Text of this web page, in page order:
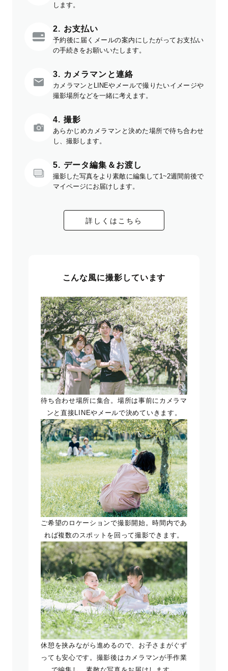
します。
2. お支払い
予約後に届くメールの案内にしたがってお支払い
の手続きをお願いいたします。
3. カメラマンと連絡
カメラマンとLINEやメールで撮りたいイメージや
撮影場所などを一緒に考えます。
4. 撮影
あらかじめカメラマンと決めた場所で待ち合わせ
し、撮影します。
5. データ編集＆お渡し
撮影した写真をより素敵に編集して1~2週間前後で
マイページにお届けします。
詳しくはこちら
こんな風に撮影しています
待ち合わせ場所に集合。場所は事前にカメラマ
ンと直接LINEやメールで決めていきます。
ご希望のロケーションで撮影開始。時間内であ
れば複数のスポットを回って撮影できます。
休憩を挟みながら進めるので、お子さまがぐず
っても安心です。撮影後はカメラマンが手作業